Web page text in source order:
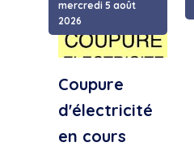
mercredi 5 août
2026
Coupure
d'électricité
en cours